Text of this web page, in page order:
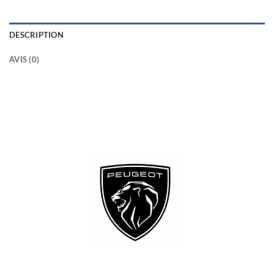
DESCRIPTION
AVIS (0)